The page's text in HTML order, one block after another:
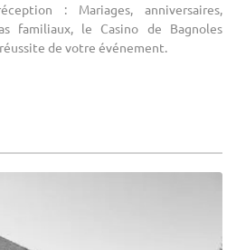
: Mariages, anniversaires,
familiaux, le Casino de Bagnoles
de votre événement.